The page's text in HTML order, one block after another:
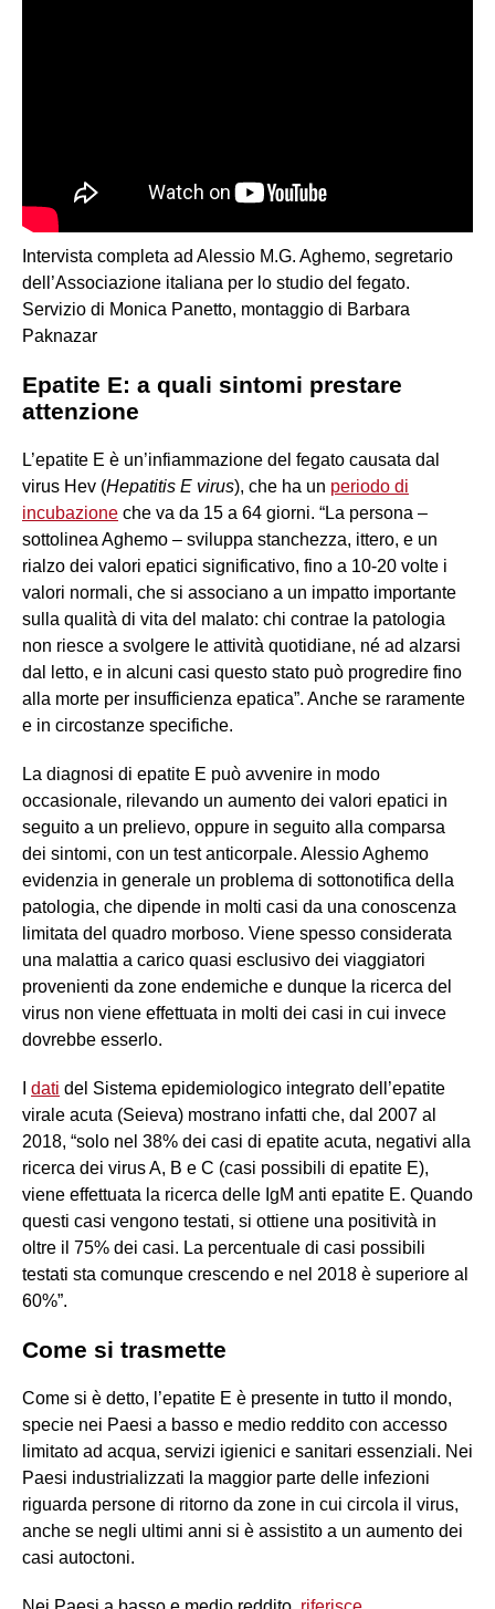
Intervista completa ad Alessio M.G. Aghemo, segretario
dell’Associazione italiana per lo studio del fegato.
Servizio di Monica Panetto, montaggio di Barbara
Paknazar
Epatite E: a quali sintomi prestare
attenzione
L’epatite E è un’infiammazione del fegato causata dal
virus Hev (Hepatitis E virus), che ha un periodo di
incubazione che va da 15 a 64 giorni. “La persona –
sottolinea Aghemo – sviluppa stanchezza, ittero, e un
rialzo dei valori epatici significativo, fino a 10-20 volte i
valori normali, che si associano a un impatto importante
sulla qualità di vita del malato: chi contrae la patologia
non riesce a svolgere le attività quotidiane, né ad alzarsi
dal letto, e in alcuni casi questo stato può progredire fino
alla morte per insufficienza epatica”. Anche se raramente
e in circostanze specifiche.
La diagnosi di epatite E può avvenire in modo
occasionale, rilevando un aumento dei valori epatici in
seguito a un prelievo, oppure in seguito alla comparsa
dei sintomi, con un test anticorpale. Alessio Aghemo
evidenzia in generale un problema di sottonotifica della
patologia, che dipende in molti casi da una conoscenza
limitata del quadro morboso. Viene spesso considerata
una malattia a carico quasi esclusivo dei viaggiatori
provenienti da zone endemiche e dunque la ricerca del
virus non viene effettuata in molti dei casi in cui invece
dovrebbe esserlo.
dati del Sistema epidemiologico integrato dell’epatite
virale acuta (Seieva) mostrano infatti che, dal 2007 al
2018, “solo nel 38% dei casi di epatite acuta, negativi alla
ricerca dei virus A, B e C (casi possibili di epatite E),
viene effettuata la ricerca delle IgM anti epatite E. Quando
questi casi vengono testati, si ottiene una positività in
oltre il 75% dei casi. La percentuale di casi possibili
testati sta comunque crescendo e nel 2018 è superiore al
60%”.
Come si trasmette
Come si è detto, l’epatite E è presente in tutto il mondo,
specie nei Paesi a basso e medio reddito con accesso
limitato ad acqua, servizi igienici e sanitari essenziali. Nei
Paesi industrializzati la maggior parte delle infezioni
riguarda persone di ritorno da zone in cui circola il virus,
anche se negli ultimi anni si è assistito a un aumento dei
casi autoctoni.